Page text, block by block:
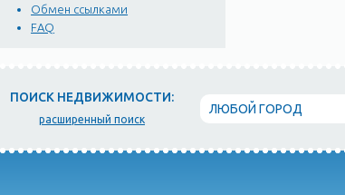
Обмен ссылками
FAQ
ПОИСК НЕДВИЖИМОСТИ:
расширенный поиск
ЛЮБОЙ ГОРОД